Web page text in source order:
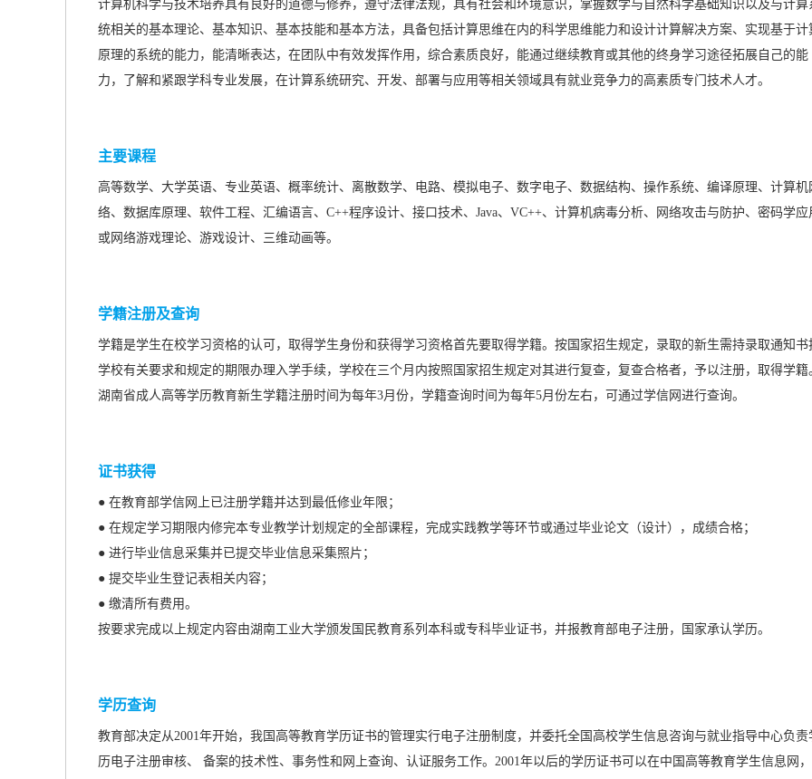
计算机科学与技术培养具有良好的道德与修养，遵守法律法规，具有社会和环境意识，掌握数学与自然科学基础知识以及与计算
统相关的基本理论、基本知识、基本技能和基本方法，具备包括计算思维在内的科学思维能力和设计计算解决方案、实现基于计
原理的系统的能力，能清晰表达，在团队中有效发挥作用，综合素质良好，能通过继续教育或其他的终身学习途径拓展自己的能
力，了解和紧跟学科专业发展，在计算系统研究、开发、部署与应用等相关领域具有就业竞争力的高素质专门技术人才。
主要课程
高等数学、大学英语、专业英语、概率统计、离散数学、电路、模拟电子、数字电子、数据结构、操作系统、编译原理、计算机
络、数据库原理、软件工程、汇编语言、C++程序设计、接口技术、Java、VC++、计算机病毒分析、网络攻击与防护、密码学应
或网络游戏理论、游戏设计、三维动画等。
学籍注册及查询
学籍是学生在校学习资格的认可，取得学生身份和获得学习资格首先要取得学籍。按国家招生规定，录取的新生需持录取通知书
学校有关要求和规定的期限办理入学手续，学校在三个月内按照国家招生规定对其进行复查，复查合格者，予以注册，取得学籍
湖南省成人高等学历教育新生学籍注册时间为每年3月份，学籍查询时间为每年5月份左右，可通过学信网进行查询。
证书获得
● 在教育部学信网上已注册学籍并达到最低修业年限；
● 在规定学习期限内修完本专业教学计划规定的全部课程，完成实践教学等环节或通过毕业论文（设计），成绩合格；
● 进行毕业信息采集并已提交毕业信息采集照片；
● 提交毕业生登记表相关内容；
● 缴清所有费用。
按要求完成以上规定内容由湖南工业大学颁发国民教育系列本科或专科毕业证书，并报教育部电子注册，国家承认学历。
学历查询
教育部决定从2001年开始，我国高等教育学历证书的管理实行电子注册制度，并委托全国高校学生信息咨询与就业指导中心负责
历电子注册审核、 备案的技术性、事务性和网上查询、认证服务工作。2001年以后的学历证书可以在中国高等教育学生信息网